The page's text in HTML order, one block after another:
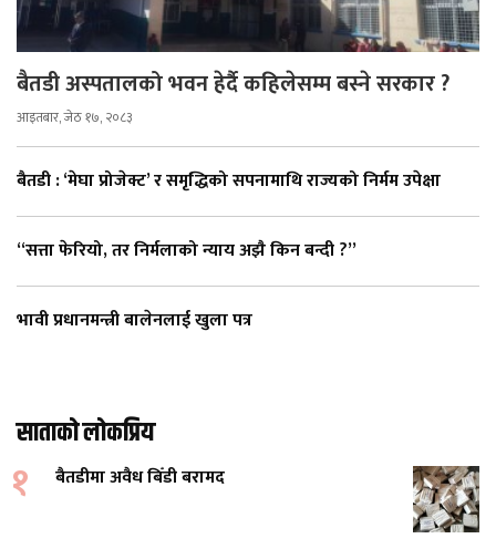
बैतडी अस्पतालको भवन हेर्दै कहिलेसम्म बस्ने सरकार ?
आइतबार, जेठ १७, २०८३
बैतडी : ‘मेघा प्रोजेक्ट’ र समृद्धिको सपनामाथि राज्यको निर्मम उपेक्षा
“सत्ता फेरियो, तर निर्मलाको न्याय अझै किन बन्दी ?”
भावी प्रधानमन्त्री बालेनलाई खुला पत्र
साताको लोकप्रिय
१ बैतडीमा अवैध बिँडी बरामद